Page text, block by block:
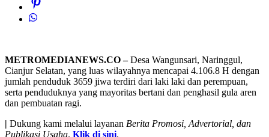
METROMEDIANEWS.CO –Desa Wangunsari, Naringgul,
Cianjur Selatan, yang luas wilayahnya mencapai 4.106.8 H dengan
jumlah penduduk 3659 jiwa terdiri dari laki laki dan perempuan,
serta penduduknya yang mayoritas bertani dan penghasil gula aren
dan pembuatan ragi.
| Dukung kami melalui layanan Berita Promosi, Advertorial, dan
Publikasi Usaha. Klik di sini.